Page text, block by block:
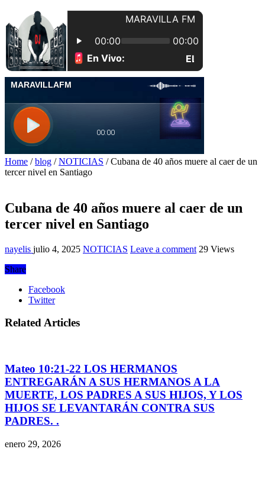
Home / blog / NOTICIAS / Cubana de 40 años muere al caer de un
tercer nivel en Santiago
Cubana de 40 años muere al caer de un
tercer nivel en Santiago
nayelis julio 4, 2025 NOTICIAS Leave a comment 29 Views
Share
Facebook
Twitter
Related Articles
Mateo 10:21-22 LOS HERMANOS
ENTREGARÁN A SUS HERMANOS A LA
MUERTE, LOS PADRES A SUS HIJOS, Y LOS
HIJOS SE LEVANTARÁN CONTRA SUS
PADRES. .
enero 29, 2026